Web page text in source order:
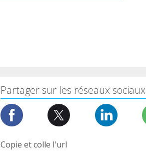
Partager sur les réseaux sociaux
Copie et colle l'url